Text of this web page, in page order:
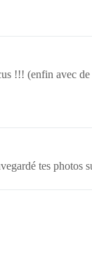
!!! (enfin avec
tes photos